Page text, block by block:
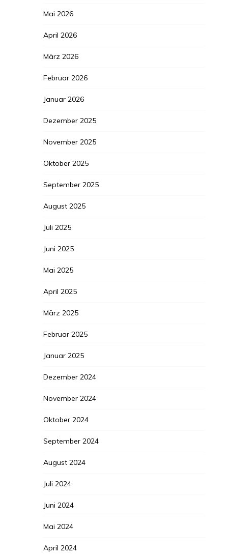
Mai 2026
April 2026
März 2026
Februar 2026
Januar 2026
Dezember 2025
November 2025
Oktober 2025
September 2025
August 2025
Juli 2025
Juni 2025
Mai 2025
April 2025
März 2025
Februar 2025
Januar 2025
Dezember 2024
November 2024
Oktober 2024
September 2024
August 2024
Juli 2024
Juni 2024
Mai 2024
April 2024